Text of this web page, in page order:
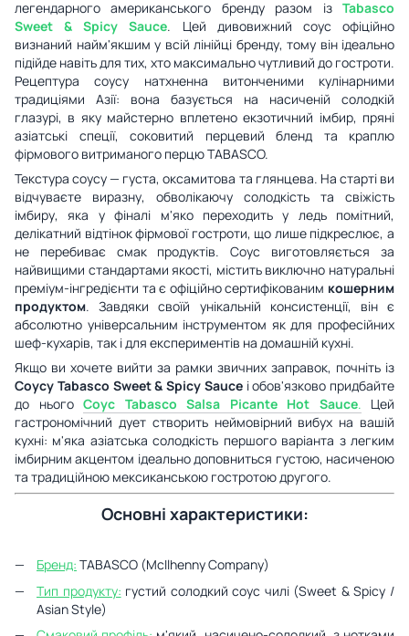
легендарного американського бренду разом із Tabasco
Sweet & Spicy Sauce. Цей дивовижний соус офіційно
визнаний найм'якшим у всій лінійці бренду, тому він ідеально
підійде навіть для тих, хто максимально чутливий до гостроти.
Рецептура соусу натхненна витонченими кулінарними
традиціями Азії: вона базується на насиченій солодкій
глазурі, в яку майстерно вплетено екзотичний імбир, пряні
азіатські спеції, соковитий перцевий бленд та краплю
фірмового витриманого перцю TABASCO.
Текстура соусу — густа, оксамитова та глянцева. На старті ви
відчуваєте виразну, обволікаючу солодкість та свіжість
імбиру, яка у фіналі м'яко переходить у ледь помітний,
делікатний відтінок фірмової гостроти, що лише підкреслює, а
не перебиває смак продуктів. Соус виготовляється за
найвищими стандартами якості, містить виключно натуральні
преміум-інгредієнти та є офіційно сертифікованим кошерним
продуктом. Завдяки своїй унікальній консистенції, він є
абсолютно універсальним інструментом як для професійних
шеф-кухарів, так і для експериментів на домашній кухні.
Якщо ви хочете вийти за рамки звичних заправок, почніть із
Соусу Tabasco Sweet & Spicy Sauceі обов'язково придбайте
до нього Соус Tabasco Salsa Picante Hot Sauce. Цей
гастрономічний дует створить неймовірний вибух на вашій
кухні: м'яка азіатська солодкість першого варіанта з легким
імбирним акцентом ідеально доповниться густою, насиченою
та традиційною мексиканською гостротою другого.
Основні характеристики:
Бренд: TABASCO (McIlhenny Company)
Тип продукту: густий солодкий соус чилі (Sweet & Spicy /
Asian Style)